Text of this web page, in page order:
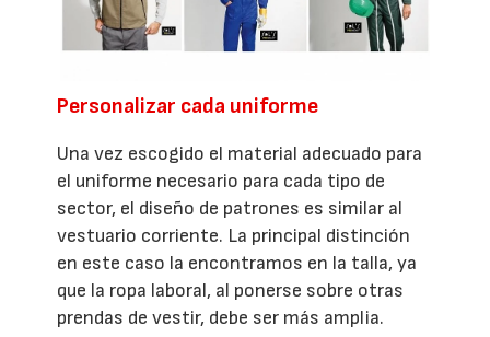
Personalizar cada uniforme
Una vez escogido el material adecuado para
el uniforme necesario para cada tipo de
sector, el diseño de patrones es similar al
vestuario corriente. La principal distinción
en este caso la encontramos en la talla, ya
que la ropa laboral, al ponerse sobre otras
prendas de vestir, debe ser más amplia.